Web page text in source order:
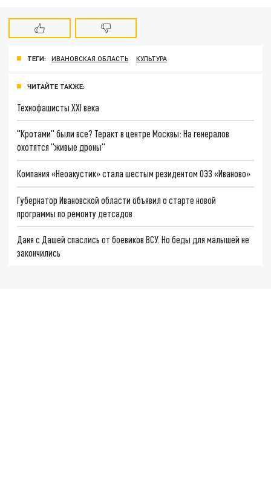
ТЕГИ: ИВАНОВСКАЯ ОБЛАСТЬ КУЛЬТУРА
ЧИТАЙТЕ ТАКЖЕ:
Технофашисты XXI века
"Кротами" были все? Теракт в центре Москвы: На генералов
охотятся "живые дроны"
Компания «Неоакустик» стала шестым резидентом ОЭЗ «Иваново»
Губернатор Ивановской области объявил о старте новой
программы по ремонту детсадов
Даня с Дашей спаслись от боевиков ВСУ. Но беды для малышей не
закончились